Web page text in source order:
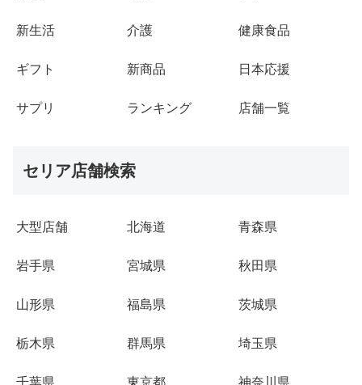
新生活 介護 健康食品
ギフト 新商品 日本応援
サプリ ランキング 店舗一覧
セリア店舗検索
大型店舗 北海道 青森県
岩手県 宮城県 秋田県
山形県 福島県 茨城県
栃木県 群馬県 埼玉県
千葉県 東京都 神奈川県